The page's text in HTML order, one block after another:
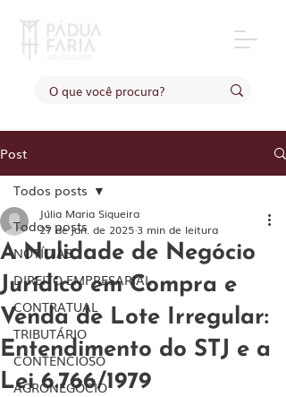
Post
Todos posts
NOTÍCIAS
DIREITO EMPRESARIAL
CONTRATUAL
TRIBUTÁRIO
CONTENCIOSO
AGRONEGÓCIO
Todos posts
A Nulidade de Negócio
Jurídico em Compra e
Venda de Lote Irregular:
Entendimento do STJ e a
Lei 6.766/1979
Júlia Maria Siqueira
27 de jan. de 2025 3 min de leitura